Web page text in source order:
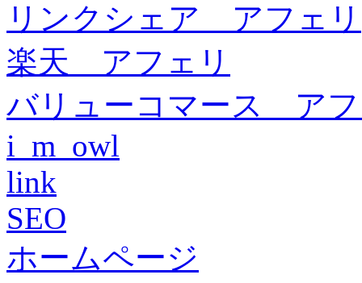
リンクシェア アフェリ
楽天 アフェリ
バリューコマース ア
i_m_owl
link
SEO
ホームページ